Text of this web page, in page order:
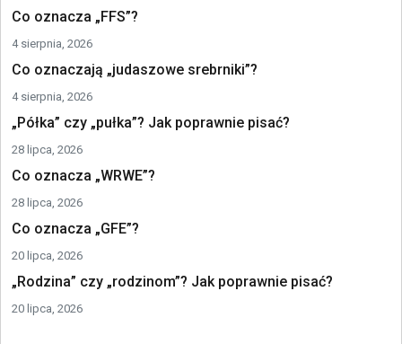
Co oznacza „FFS”?
4 sierpnia, 2026
Co oznaczają „judaszowe srebrniki”?
4 sierpnia, 2026
„Półka” czy „pułka”? Jak poprawnie pisać?
28 lipca, 2026
Co oznacza „WRWE”?
28 lipca, 2026
Co oznacza „GFE”?
20 lipca, 2026
„Rodzina” czy „rodzinom”? Jak poprawnie pisać?
20 lipca, 2026